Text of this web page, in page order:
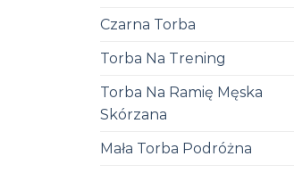
Czarna Torba
Torba Na Trening
Torba Na Ramię Męska
Skórzana
Mała Torba Podróżna